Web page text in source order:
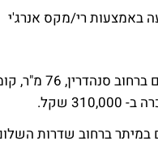
באמצעות רי/מקס אנרג'י
שקל.